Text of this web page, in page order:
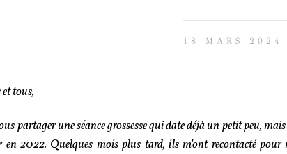
18 MARS
tous,
partager une séance grossesse qui date déjà un petit peu,
en 2022. Quelques mois plus tard, ils m’ont recontacté